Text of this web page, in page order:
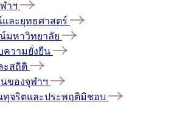
าฯ
ละยุทธศาสตร์
มหาวิทยาลัย
ความยั่งยืน
ะสถิติ
ของจุฬาฯ
ทุจริตและประพฤติมิชอบ